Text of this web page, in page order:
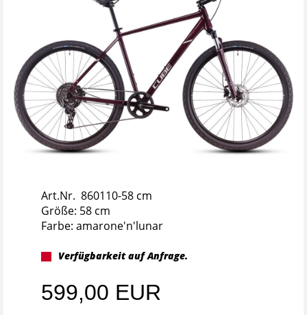
Art.Nr. 860110-58 cm
Größe: 58 cm
Farbe: amarone'n'lunar
Verfügbarkeit auf Anfrage.
599,00 EUR